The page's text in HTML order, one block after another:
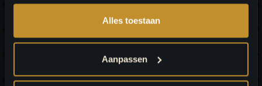
Alles toestaan
Aanpassen
BOEK & CADEAU
BUURTSUPER
CONSUMENTENELEKTRONICA